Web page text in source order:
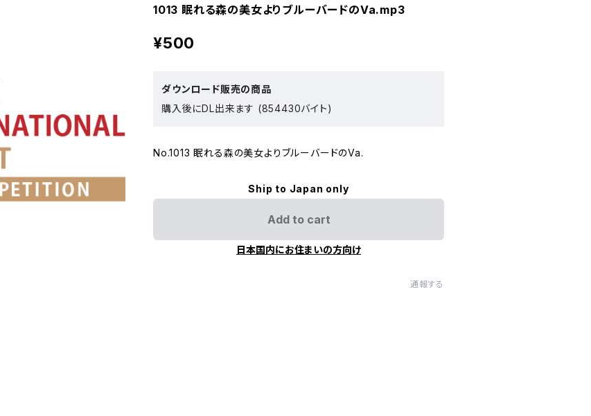
1013 眠れる森の美女よりブルーバードのVa.mp3
¥500
ダウンロード販売の商品
購入後にDL出来ます (854430バイト)
No.1013 眠れる森の美女よりブルーバードのVa.
Ship to Japan only
Add to cart
日本国内にお住まいの方向け
通報する